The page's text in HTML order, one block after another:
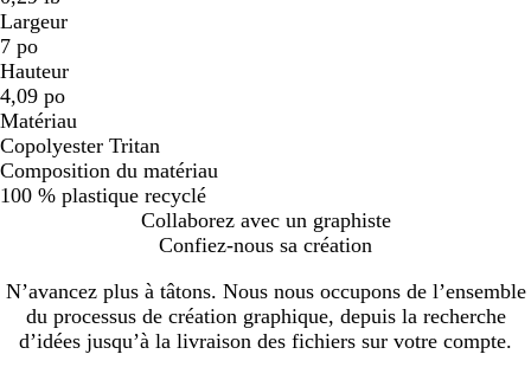
Largeur
7 po
Hauteur
4,09 po
Matériau
Copolyester Tritan
Composition du matériau
100 % plastique recyclé
Collaborez avec un graphiste
Confiez-nous sa création
N’avancez plus à tâtons. Nous nous occupons de l’ensemble
du processus de création graphique, depuis la recherche
d’idées jusqu’à la livraison des fichiers sur votre compte.